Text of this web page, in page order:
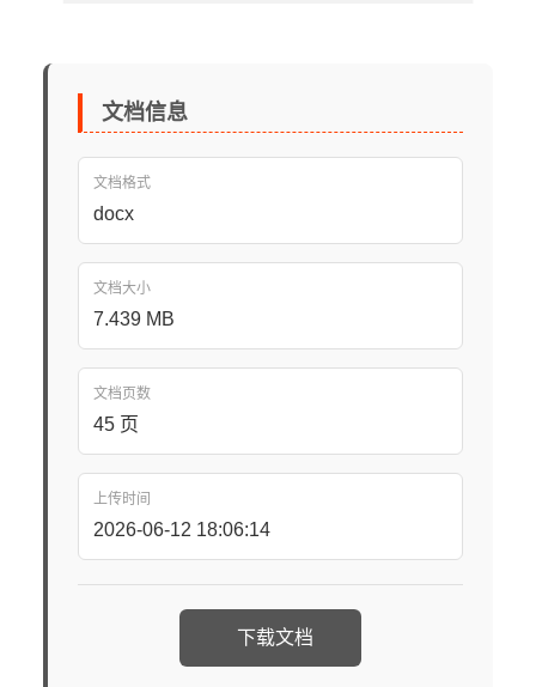
文档信息
文档格式
docx
文档大小
7.439 MB
文档页数
45 页
上传时间
2026-06-12 18:06:14
下载文档